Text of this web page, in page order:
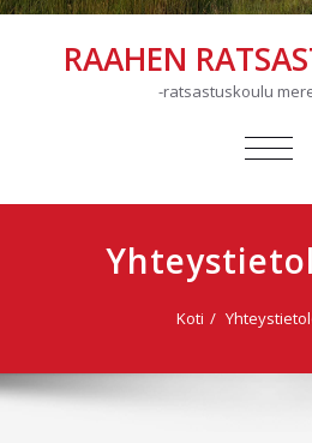
RAAHEN
-ratsastuskoulu
Koti